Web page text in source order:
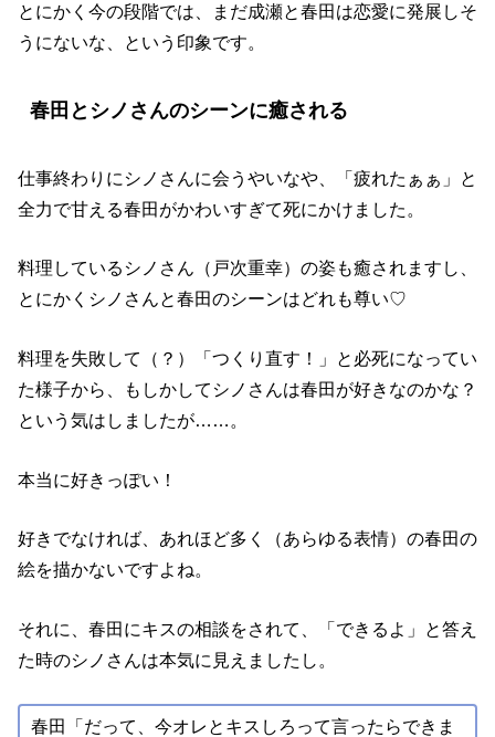
とにかく今の段階では、まだ成瀬と春田は恋愛に発展しそ
うにないな、という印象です。
春田とシノさんのシーンに癒される
仕事終わりにシノさんに会うやいなや、「疲れたぁぁ」と
全力で甘える春田がかわいすぎて死にかけました。
料理しているシノさん（戸次重幸）の姿も癒されますし、
とにかくシノさんと春田のシーンはどれも尊い♡
料理を失敗して（？）「つくり直す！」と必死になってい
た様子から、もしかしてシノさんは春田が好きなのかな？
という気はしましたが……。
本当に好きっぽい！
好きでなければ、あれほど多く（あらゆる表情）の春田の
絵を描かないですよね。
それに、春田にキスの相談をされて、「できるよ」と答え
た時のシノさんは本気に見えましたし。
春田「だって、今オレとキスしろって言ったらできま